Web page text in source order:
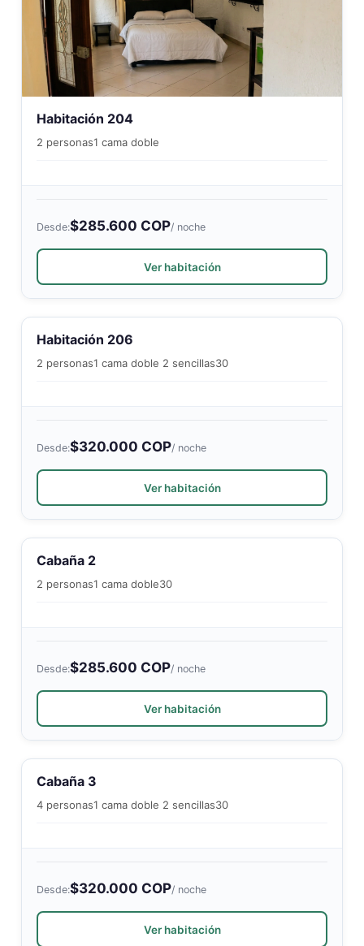
Habitación 204
2 personas1 cama doble
Desde:$285.600 COP/ noche
Ver habitación
Habitación 206
2 personas1 cama doble 2 sencillas30
Desde:$320.000 COP/ noche
Ver habitación
Cabaña 2
2 personas1 cama doble30
Desde:$285.600 COP/ noche
Ver habitación
Cabaña 3
4 personas1 cama doble 2 sencillas30
Desde:$320.000 COP/ noche
Ver habitación